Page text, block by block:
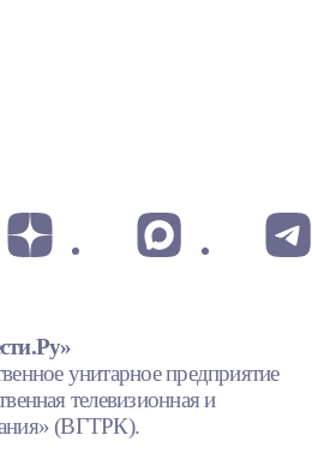
унитарное предприятие
телевизионная и
(ВГТРК).